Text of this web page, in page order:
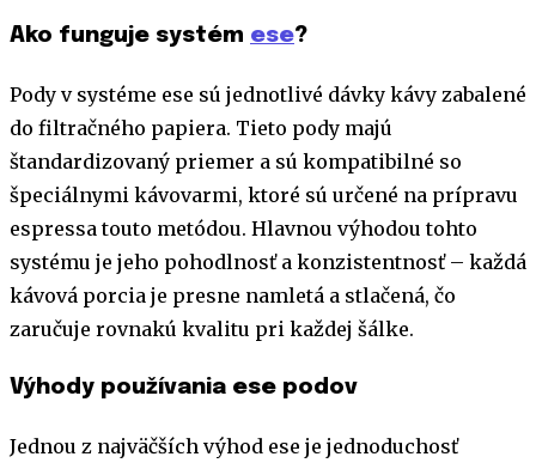
Ako funguje systém ese?
Pody v systéme ese sú jednotlivé dávky kávy zabalené
do filtračného papiera. Tieto pody majú
štandardizovaný priemer a sú kompatibilné so
špeciálnymi kávovarmi, ktoré sú určené na prípravu
espressa touto metódou. Hlavnou výhodou tohto
systému je jeho pohodlnosť a konzistentnosť – každá
kávová porcia je presne namletá a stlačená, čo
zaručuje rovnakú kvalitu pri každej šálke.
Výhody používania ese podov
Jednou z najväčších výhod ese je jednoduchosť